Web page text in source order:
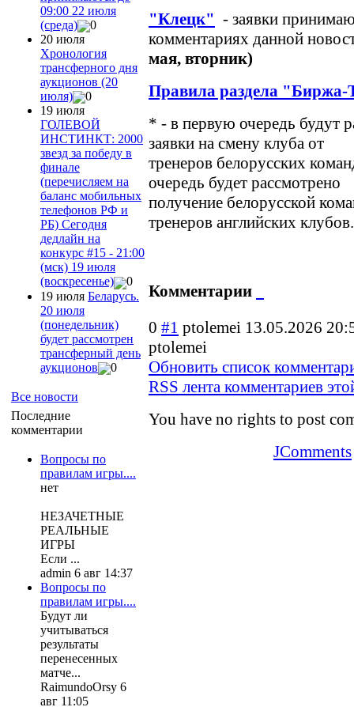
09:00 22 июля
(среда)
0
20 июля
Хронология
трансферного дня
аукционов (20
июля)
0
19 июля
ГОЛЕВОЙ
ИНСТИНКТ: 2000
звезд за победу в
финале
(перечисляем на
баланс мобильных
телефонов РФ и
РБ) Сегодня
дедлайн на
конкурс #15 - 21:00
(мск) 19 июля
(воскресенье)
0
19 июля Беларусь.
20 июля
(понедельник)
будет рассмотрен
трансферный день
аукционов
0
Все новости
Последние
комментарии
Вопросы по
правилам игры....
нет
НЕЗАЧЕТНЫЕ
РЕАЛЬНЫЕ
ИГРЫ
Если ...
admin 6 авг 14:37
Вопросы по
правилам игры....
Будут ли
учитываться
результаты
перенесенных
матче...
RaimundoOrsy 6
авг 11:05
"Клецк" - заявки
комментариях данной
мая, вторник)
Правила раздела "Биржа-
* - в первую очередь будут
заявки на смену клуба от
тренеров белорусских
очередь будет рассмотрено
получение белорусской
тренеров английских клубов.
Комментарии
0 #1 ptolemei 13.05.2026
ptolemei
Обновить список
RSS лента комментариев
You have no rights to post
JComments